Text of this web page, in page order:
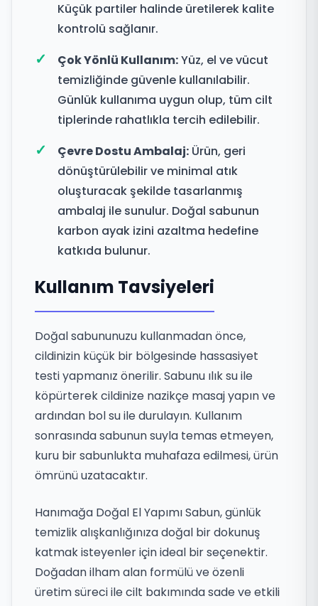
Küçük partiler halinde üretilerek kalite
kontrolü sağlanır.
Çok Yönlü Kullanım:Yüz, el ve vücut
temizliğinde güvenle kullanılabilir.
Günlük kullanıma uygun olup, tüm cilt
tiplerinde rahatlıkla tercih edilebilir.
Çevre Dostu Ambalaj: Ürün, geri
dönüştürülebilir ve minimal atık
oluşturacak şekilde tasarlanmış
ambalaj ile sunulur. Doğal sabunun
karbon ayak izini azaltma hedefine
katkıda bulunur.
Kullanım Tavsiyeleri
Doğal sabununuzu kullanmadan önce,
cildinizin küçük bir bölgesinde hassasiyet
testi yapmanız önerilir. Sabunu ılık su ile
köpürterek cildinize nazikçe masaj yapın ve
ardından bol su ile durulayın. Kullanım
sonrasında sabunun suyla temas etmeyen,
kuru bir sabunlukta muhafaza edilmesi, ürün
ömrünü uzatacaktır.
Hanımağa Doğal El Yapımı Sabun, günlük
temizlik alışkanlığınıza doğal bir dokunuş
katmak isteyenler için ideal bir seçenektir.
Doğadan ilham alan formülü ve özenli
üretim süreci ile cilt bakımında sade ve etkili